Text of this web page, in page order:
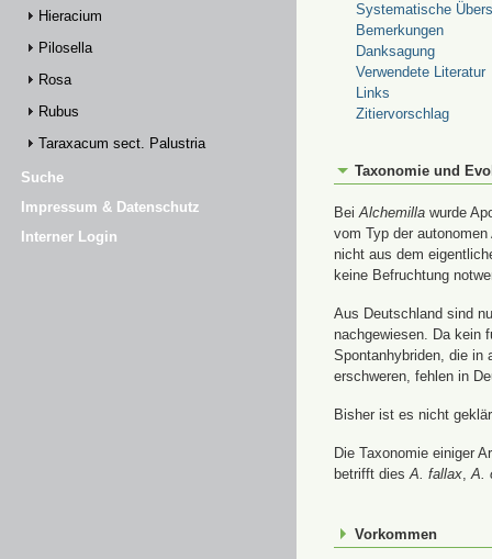
Hieracium
Pilosella
Rosa
Rubus
Taraxacum sect. Palustria
Suche
Impressum & Datenschutz
Interner Login
Systematische
Bemerkungen
Danksagung
Verwendete Literatur
Links
Zitiervorschlag
Taxonomie und
BeiAlchemilla wurde
vom Typ der
nicht aus dem
keine Befruchtung
Aus Deutschland sind
nachgewiesen. Da kein
Spontanhybriden, die in
erschweren, fehlen in
Bisher ist es nicht
Die Taxonomie einiger
betrifft diesA. fallax,A.
Vorkommen